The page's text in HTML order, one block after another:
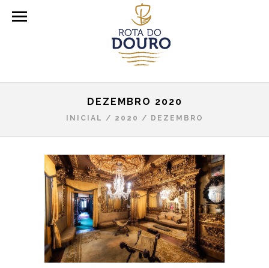
DEZEMBRO 2020
INICIAL / 2020 / DEZEMBRO